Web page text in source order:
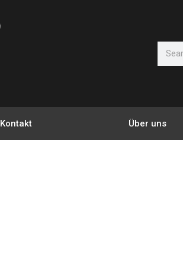
Suche
Kontakt Über uns